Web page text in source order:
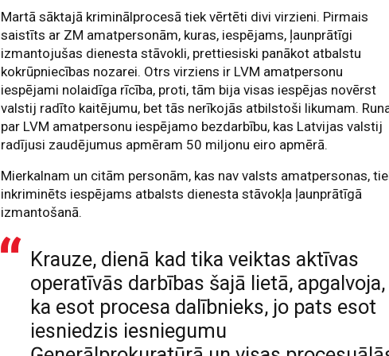
Martā sāktajā kriminālprocesā tiek vērtēti divi virzieni. Pirmais
saistīts ar ZM amatpersonām, kuras, iespējams, ļaunprātīgi
izmantojušas dienesta stāvokli, prettiesiski panākot atbalstu
kokrūpniecības nozarei. Otrs virziens ir LVM amatpersonu
iespējami nolaidīga rīcība, proti, tām bija visas iespējas novērst
valstij radīto kaitējumu, bet tās nerīkojās atbilstoši likumam.
par LVM amatpersonu iespējamo bezdarbību, kas Latvijas valstij
radījusi zaudējumus apmēram 50 miljonu eiro apmērā.
Mierkalnam un citām personām, kas nav valsts amatpersonas,
inkriminēts iespējams atbalsts dienesta stāvokļa ļaunprātīgā
izmantošanā.
Krauze, dienā kad tika veiktas aktīvas
operatīvās darbības šajā lietā, apgalvoja,
ka esot procesa dalībnieks, jo pats esot
iesniedzis iesniegumu